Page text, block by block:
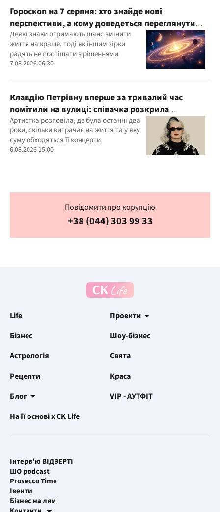
Гороскоп на 7 серпня: хто знайде нові
перспективи, а кому доведеться переглянути
свої пріоритети
Деякі знаки отримають шанс змінити
життя на краще, тоді як іншим зірки
радять не поспішати з рішеннями
7.08.2026 06:30
Клавдію Петрівну вперше за тривалий час
помітили на вулиці: співачка розкрила
подробиці свого життя
Артистка розповіла, де була останні два
роки, скільки витрачає на життя та у яку
суму обходяться її концерти
6.08.2026 15:00
Повідомити про корупцію
+38 (044) 303 99 33
Life
Проекти
Бізнес
Шоу-бізнес
Астрологія
Свята
Рецепти
Краса
Блог
VIP - АУТФІТ
На її основі x CK Life
Інтерв’ю ВІДВЕРТІ
ШО podcast
Prosecco Time
Івенти
Бізнес на лям